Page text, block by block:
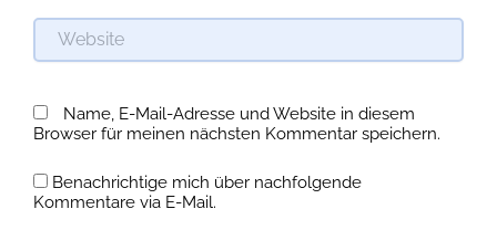
Website
Name, E-Mail-Adresse und Website in diesem
Browser für meinen nächsten Kommentar speichern.
Benachrichtige mich über nachfolgende
Kommentare via E-Mail.